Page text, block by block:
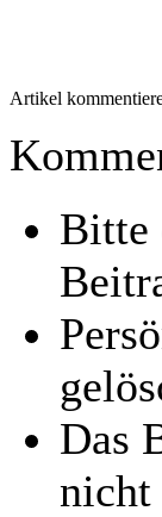
Artikel
Bitte
Das
nicht